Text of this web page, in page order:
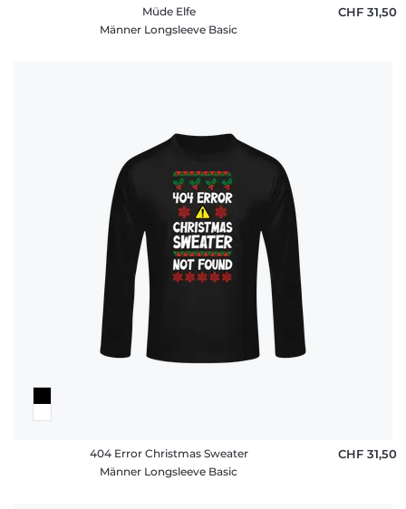
Müde Elfe
Männer Longsleeve Basic
CHF 31,50
404 Error Christmas Sweater
Männer Longsleeve Basic
CHF 31,50